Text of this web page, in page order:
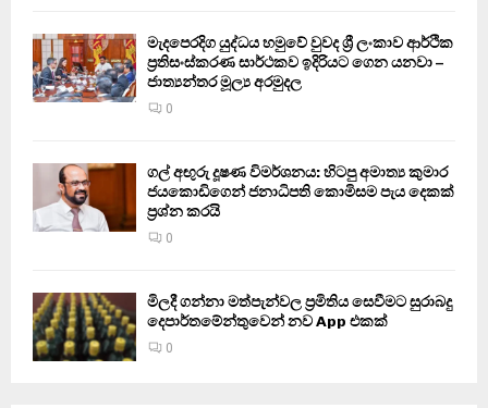
මැදපෙරදිග යුද්ධය හමුවේ වුවද ශ්‍රී ලංකාව ආර්ථික
ප්‍රතිසංස්කරණ සාර්ථකව ඉදිරියට ගෙන යනවා –
ජාත්‍යන්තර මූල්‍ය අරමුදල
0
ගල් අඟුරු දූෂණ විමර්ශනය: හිටපු අමාත්‍ය කුමාර
ජයකොඩිගෙන් ජනාධිපති කොමිසම පැය දෙකක්
ප්‍රශ්න කරයි
0
මිලදී ගන්නා මත්පැන්වල ප්‍රමිතිය සෙවීමට සුරාබදු
දෙපාර්තමේන්තුවෙන් නව App එකක්
0